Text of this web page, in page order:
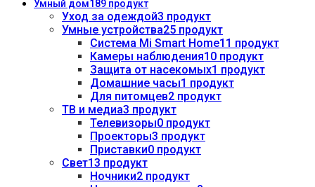
Умный дом189 продукт
Уход за одеждой3 продукт
Умные устройства25 продукт
Система Mi Smart Home11 продукт
Камеры наблюдения10 продукт
Защита от насекомых1 продукт
Домашние часы1 продукт
Для питомцев2 продукт
ТВ и медиа3 продукт
Телевизоры0 продукт
Проекторы3 продукт
Приставки0 продукт
Свет13 продукт
Ночники2 продукт